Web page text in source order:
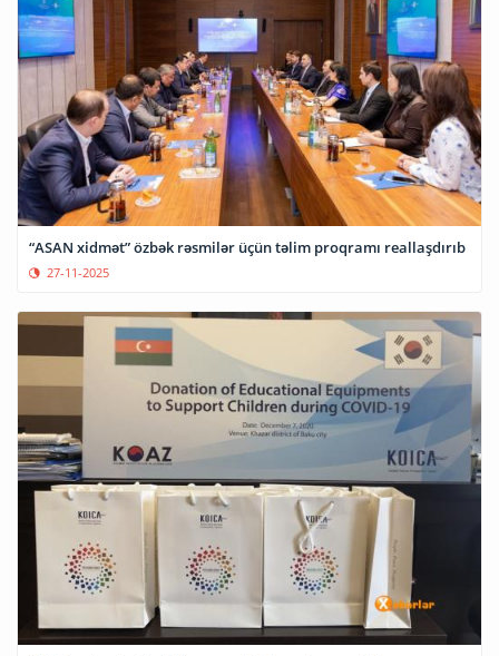
“ASAN xidmət” özbək rəsmilər üçün təlim proqramı reallaşdırıb
27-11-2025